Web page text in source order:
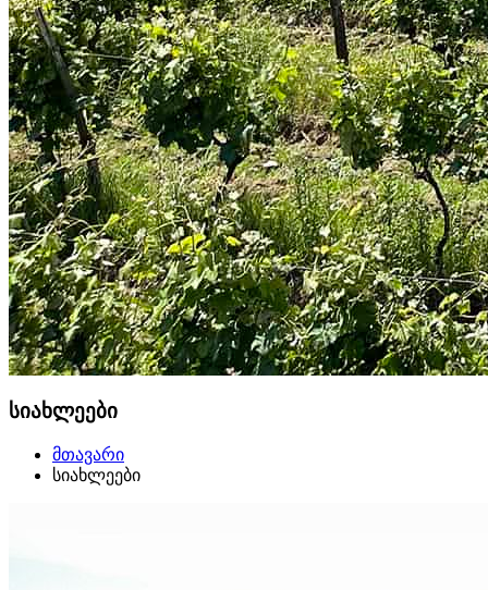
სიახლეები
მთავარი
სიახლეები